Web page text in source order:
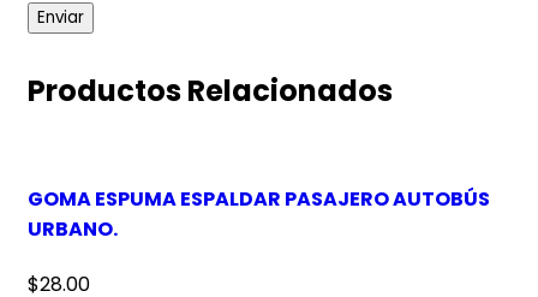
Productos Relacionados
GOMA ESPUMA ESPALDAR PASAJERO AUTOBÚS
URBANO.
$28.00